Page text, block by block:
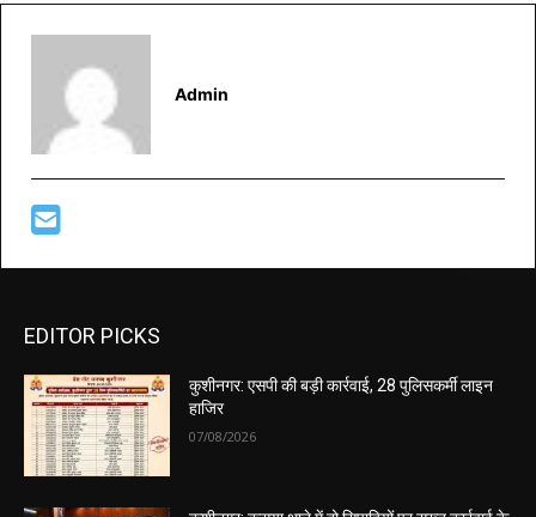
Admin
EDITOR PICKS
कुशीनगर: एसपी की बड़ी कार्रवाई, 28 पुलिसकर्मी लाइन
हाजिर
07/08/2026